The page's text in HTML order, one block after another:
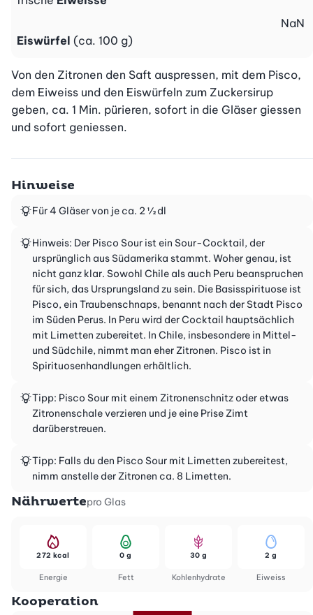
Eiswürfel (ca. 100 g)
NaN
Von den Zitronen den Saft auspressen, mit dem Pisco,
dem Eiweiss und den Eiswürfeln zum Zuckersirup
geben, ca. 1 Min. pürieren, sofort in die Gläser giessen
und sofort geniessen.
Hinweise
Für 4 Gläser von je ca. 2 ½ dl
Hinweis: Der Pisco Sour ist ein Sour-Cocktail, der
ursprünglich aus Südamerika stammt. Woher genau, ist
nicht ganz klar. Sowohl Chile als auch Peru beanspruchen
für sich, das Ursprungsland zu sein. Die Basisspirituose ist
Pisco, ein Traubenschnaps, benannt nach der Stadt Pisco
im Süden Perus. In Peru wird der Cocktail hauptsächlich
mit Limetten zubereitet. In Chile, insbesondere in Mittel-
und Südchile, nimmt man eher Zitronen. Pisco ist in
Spirituosenhandlungen erhältlich.
Tipp: Pisco Sour mit einem Zitronenschnitz oder etwas
Zitronenschale verzieren und je eine Prise Zimt
darüberstreuen.
Tipp: Falls du den Pisco Sour mit Limetten zubereitest,
nimm anstelle der Zitronen ca. 8 Limetten.
Nährwertepro Glas
Energie
272 kcal
Fett
0 g
Kohlenhydrate
30 g
Eiweiss
2 g
Kooperation